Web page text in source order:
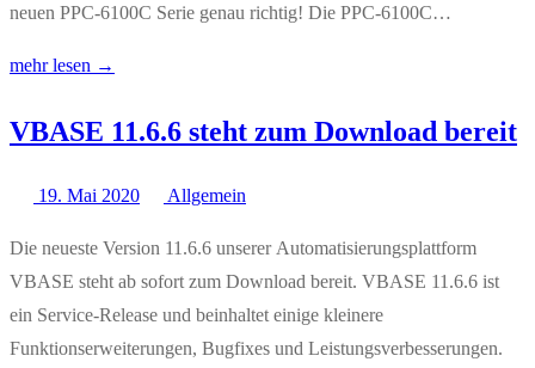
neuen PPC-6100C Serie genau richtig! Die PPC-6100C…
mehr lesen →
VBASE 11.6.6 steht zum Download bereit
19. Mai 2020 Allgemein
Die neueste Version 11.6.6 unserer Automatisierungsplattform
VBASE steht ab sofort zum Download bereit. VBASE 11.6.6 ist
ein Service-Release und beinhaltet einige kleinere
Funktionserweiterungen, Bugfixes und Leistungsverbesserungen.